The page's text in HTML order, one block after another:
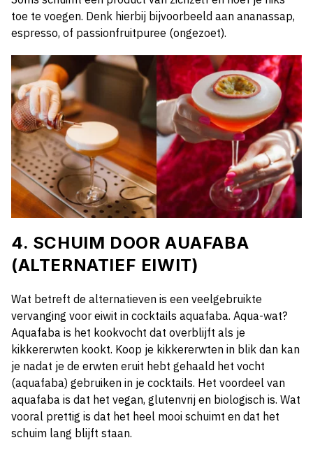
toe te voegen. Denk hierbij bijvoorbeeld aan ananassap,
espresso, of passionfruitpuree (ongezoet).
4. SCHUIM DOOR AUAFABA
(ALTERNATIEF EIWIT)
Wat betreft de alternatieven is een veelgebruikte
vervanging voor eiwit in cocktails aquafaba. Aqua-wat?
Aquafaba is het kookvocht dat overblijft als je
kikkererwten kookt. Koop je kikkererwten in blik dan kan
je nadat je de erwten eruit hebt gehaald het vocht
(aquafaba) gebruiken in je cocktails. Het voordeel van
aquafaba is dat het vegan, glutenvrij en biologisch is. Wat
vooral prettig is dat het heel mooi schuimt en dat het
schuim lang blijft staan.